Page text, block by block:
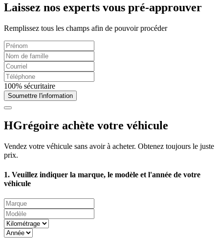
Laissez nos experts vous pré-approuver
Remplissez tous les champs afin de pouvoir procéder
100% sécuritaire
Soumettre l'information
HGrégoire achète votre véhicule
Vendez votre véhicule sans avoir à acheter. Obtenez toujours le juste
prix.
1. Veuillez indiquer la marque, le modèle et l'année de votre
véhicule